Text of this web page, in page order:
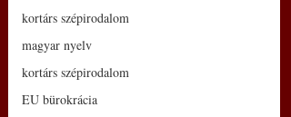
kortárs szépirodalom
magyar nyelv
kortárs szépirodalom
EU bürokrácia